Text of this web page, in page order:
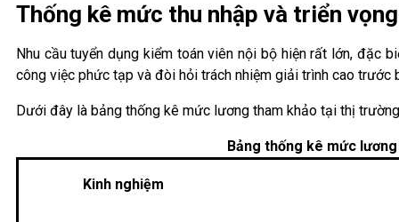
Thống kê mức thu nhập và triển
Nhu cầu tuyển dụng kiểm toán viên nội bộ hiện rất lớn, đặc
công việc phức tạp và đòi hỏi trách nhiệm giải trình cao trước
Dưới đây là bảng thống kê mức lương tham khảo tại thị
Bảng thống kê mức
Kinh nghiệm